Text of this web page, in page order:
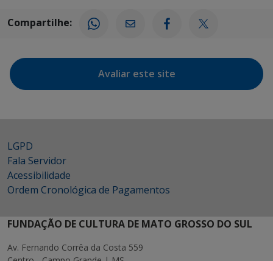
Compartilhe:
Avaliar este site
LGPD
Fala Servidor
Acessibilidade
Ordem Cronológica de Pagamentos
FUNDAÇÃO DE CULTURA DE MATO GROSSO DO SUL
Av. Fernando Corrêa da Costa 559